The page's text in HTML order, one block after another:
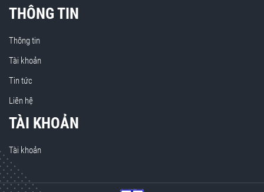
THÔNG TIN
Thông tin
Tài khoản
Tin tức
Liên hệ
TÀI KHOẢN
Tài khoản